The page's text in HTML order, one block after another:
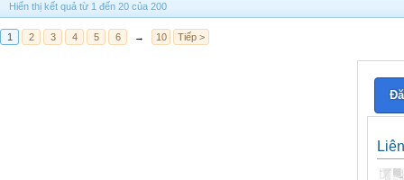
Hiển thị kết quả từ 1 đến 20 của 200
1 2 3 4 5 6 → 10 Tiếp >